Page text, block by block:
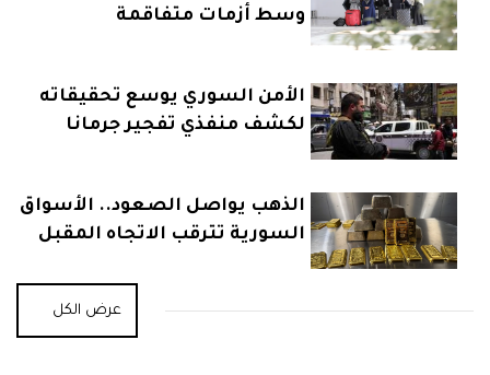
وسط أزمات متفاقمة
الأمن السوري يوسع تحقيقاته
لكشف منفذي تفجير جرمانا
الذهب يواصل الصعود.. الأسواق
السورية تترقب الاتجاه المقبل
عرض الكل